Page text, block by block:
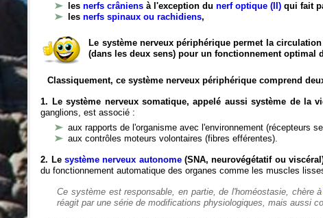
lesnerfs crâniens à l'exception du nerf optique (II) qui fait
lesnerfs spinaux ou rachidiens,
Le système nerveux périphérique permet la
(dans les deux sens) pour un fonctionnement optimal
Classiquement, ce système nerveux périphérique comprend
1. Le système nerveux somatique, appelé aussi système de la
ganglions, est associé :
aux rapports de l'organisme avec l'environnement (récepteurs
aux contrôles moteurs volontaires (fibres efférentes).
2. Le système nerveux autonome(SNA, neurovégétatif ou
du fonctionnement automatique des organes comme les muscles
Ce système est responsable, en partie, de l'homéostasie, chère
réagit par une série de modifications physiologiques, mais aussi